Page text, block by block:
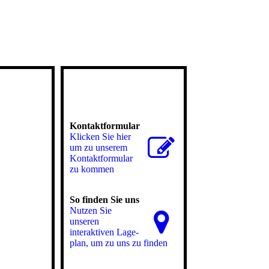
Kontaktformular
Klicken Sie hier
um zu unserem
Kon­takt­for­mu­lar
zu kommen
So finden Sie uns
Nutzen Sie
unseren
interaktiven La­ge­
plan, um zu uns zu finden